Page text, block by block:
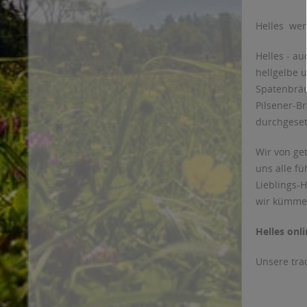
Helles 
Helles -
hellgelbe
Pilsener-
Wir von
uns alle
Lieblings-
wir
Helles
Unsere